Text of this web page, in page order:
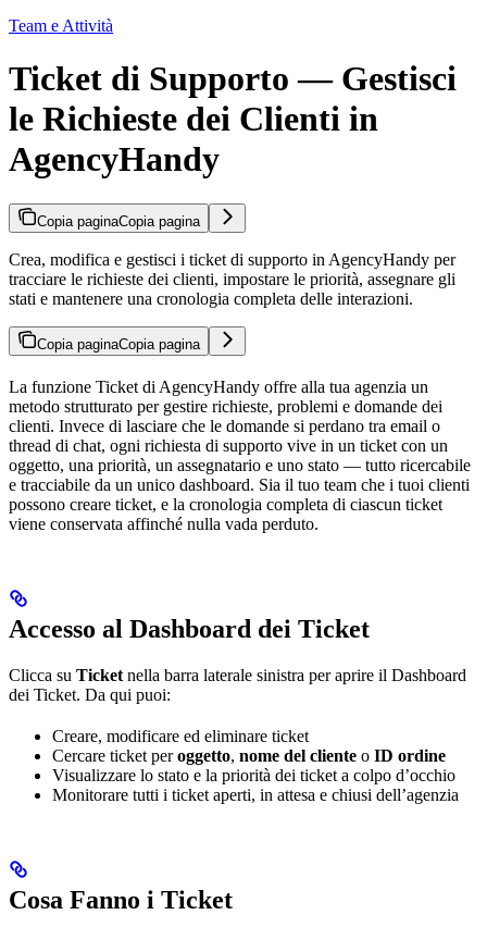
Team e Attività
Ticket di Supporto — Gestisci
le Richieste dei Clienti in
AgencyHandy
Copia paginaCopia pagina
Crea, modifica e gestisci i ticket di supporto in AgencyHandy per
tracciare le richieste dei clienti, impostare le priorità, assegnare gli
stati e mantenere una cronologia completa delle interazioni.
Copia paginaCopia pagina
La funzione Ticket di AgencyHandy offre alla tua agenzia un
metodo strutturato per gestire richieste, problemi e domande dei
clienti. Invece di lasciare che le domande si perdano tra email o
thread di chat, ogni richiesta di supporto vive in un ticket con un
oggetto, una priorità, un assegnatario e uno stato — tutto ricercabile
e tracciabile da un unico dashboard. Sia il tuo team che i tuoi clienti
possono creare ticket, e la cronologia completa di ciascun ticket
viene conservata affinché nulla vada perduto.
Accesso al Dashboard dei Ticket
Clicca su Ticket nella barra laterale sinistra per aprire il Dashboard
dei Ticket. Da qui puoi:
Creare, modificare ed eliminare ticket
Cercare ticket peroggetto, nome del cliente o ID ordine
Visualizzare lo stato e la priorità dei ticket a colpo d’occhio
Monitorare tutti i ticket aperti, in attesa e chiusi dell’agenzia
Cosa Fanno i Ticket